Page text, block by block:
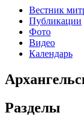
Вестник
Публикации
Фото
Видео
Календарь
Разделы